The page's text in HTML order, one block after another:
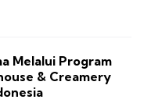
Melalui Program
& Creamery